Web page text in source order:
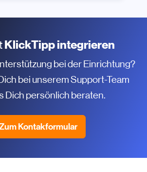
KlickTipp integrieren
bei der Einrichtung?
bei unserem Support-Team
Dich persönlich beraten.
Kontakformular